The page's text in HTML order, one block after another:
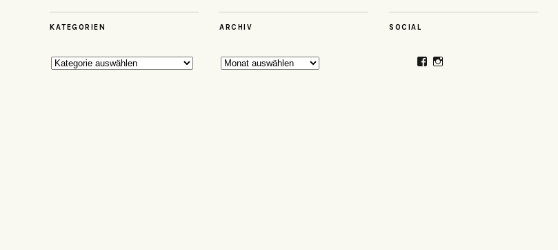
KATEGORIEN
Kategorien
ARCHIV
Archiv
SOCIAL
ProfilProfil